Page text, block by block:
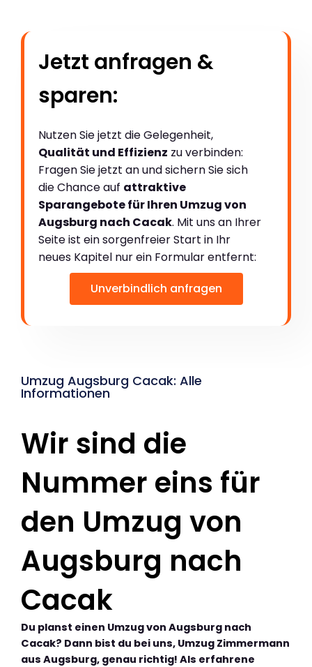
Jetzt anfragen &
sparen:
Nutzen Sie jetzt die Gelegenheit,
Qualität und Effizienz zu verbinden:
Fragen Sie jetzt an und sichern Sie sich
die Chance auf attraktive
Sparangebote für Ihren Umzug von
Augsburg nach Cacak. Mit uns an Ihrer
Seite ist ein sorgenfreier Start in Ihr
neues Kapitel nur ein Formular entfernt:
Unverbindlich anfragen
Umzug Augsburg Cacak: Alle
Informationen
Wir sind die
Nummer eins für
den Umzug von
Augsburg nach
Cacak
Du planst einen Umzug von Augsburg nach
Cacak? Dann bist du bei uns, Umzug Zimmermann
aus Augsburg, genau richtig! Als erfahrene